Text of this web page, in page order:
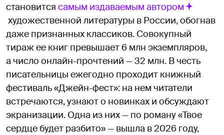
становится самым издаваемым автором
художественной литературы в России, обогнав
даже признанных классиков. Совокупный
тираж ее книг превышает 6 млн экземпляров,
а число онлайн-прочтений — 32 млн. В честь
писательницы ежегодно проходит книжный
фестиваль «Джейн-фест»: на нем читатели
встречаются, узнают о новинках и обсуждают
экранизации. Одна из них — по роману «Твое
сердце будет разбито» — вышла в 2026 году,